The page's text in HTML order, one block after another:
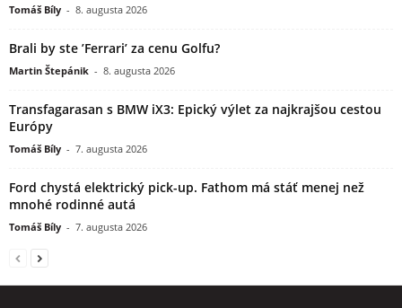
Tomáš Bíly - 8. augusta 2026
Brali by ste ’Ferrari’ za cenu Golfu?
Martin Štepánik - 8. augusta 2026
Transfagarasan s BMW iX3: Epický výlet za najkrajšou cestou
Európy
Tomáš Bíly - 7. augusta 2026
Ford chystá elektrický pick-up. Fathom má stáť menej než
mnohé rodinné autá
Tomáš Bíly - 7. augusta 2026